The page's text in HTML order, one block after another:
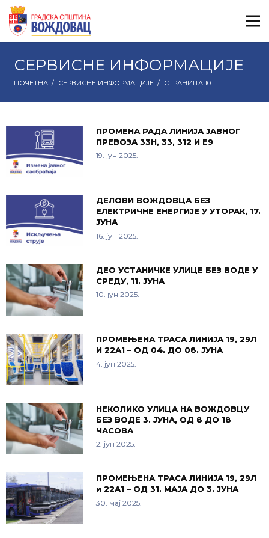
СЕРВИСНЕ ИНФОРМАЦИЈЕ
ПОЧЕТНА / СЕРВИСНЕ ИНФОРМАЦИЈЕ / СТРАНИЦА 10
ПРОМЕНА РАДА ЛИНИЈА ЈАВНОГ
ПРЕВОЗА 33Н, 33, 312 И Е9
19. јун 2025.
ДЕЛОВИ ВОЖДОВЦА БЕЗ
ЕЛЕКТРИЧНЕ ЕНЕРГИЈЕ У УТОРАК, 17.
ЈУНА
16. јун 2025.
ДЕО УСТАНИЧКЕ УЛИЦЕ БЕЗ ВОДЕ У
СРЕДУ, 11. ЈУНА
10. јун 2025.
ПРОМЕЊЕНА ТРАСА ЛИНИЈА 19, 29Л
И 22А1 – ОД 04. ДО 08. ЈУНА
4. јун 2025.
НЕКОЛИКО УЛИЦА НА ВОЖДОВЦУ
БЕЗ ВОДЕ 3. ЈУНА, ОД 8 ДО 18
ЧАСОВА
2. јун 2025.
ПРОМЕЊЕНА ТРАСА ЛИНИЈА 19, 29Л
и 22А1 – ОД 31. МАЈА ДО 3. ЈУНА
30. мај 2025.